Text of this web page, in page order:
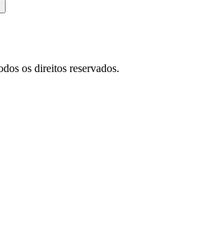
os direitos reservados.